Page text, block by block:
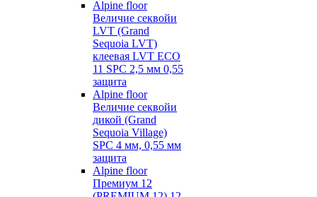
Alpine floor
Величие секвойи
LVT (Grand
Sequoia LVT)
клеевая LVT ECO
11 SPC 2,5 мм 0,55
защита
Alpine floor
Величие секвойи
дикой (Grand
Sequoia Village)
SPC 4 мм, 0,55 мм
защита
Alpine floor
Премиум 12